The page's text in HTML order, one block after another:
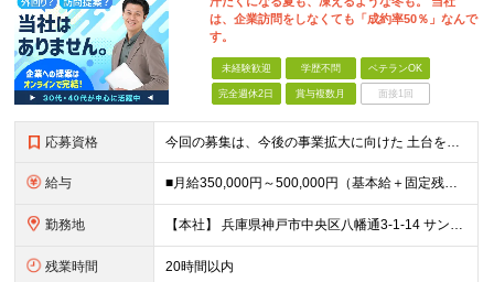
は、企業訪問をしなくても「成約率50％」なんで
す。
未経験歓迎 学歴不問 ベテランOK
完全週休2日 賞与複数月 面接1回
応募資格 今回の募集は、今後の事業拡大に向けた 土台を築いていくための"増員"募集です。 急な欠員や業務過多が理由の急募ではなく、 先を見据えた『育成前提』の採用なので、 少しでも興味があればぜひご応募くださ
給与 ■月給350,000円～500,000円（基本給＋固定残業代＋その他手当）＋インセンティブ ∟基本給268,400円～411,700円 固定残業代57,600円～88,300円（28時間分）
勤務地 【本社】 兵庫県神戸市中央区八幡通3-1-14 サンシポートビル6F ★転居を伴う転勤はありません ＜アクセス＞ ・海岸線「三宮・花時計前駅」より徒歩2分 ・阪神本線「神戸三宮駅」より徒歩6分 ・阪
残業時間 20時間以内